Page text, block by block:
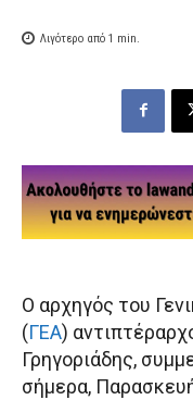
Λιγότερο από 1 min.
Ο αρχηγός του
(ΓΕΑ)
Γρηγοριάδης,
σήμερα,